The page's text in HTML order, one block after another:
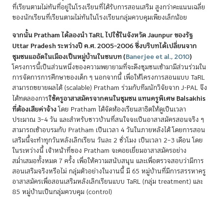
ที่เรียนตามไม่ทันที่อยู่ในโรงเรียนที่ได้รับการสอนเสริม สูงกว่าคะแนนเฉลี่ย
ของนักเรียนที่เรียนตามไม่ทันในโรงเรียนกลุ่มควบคุมเพียงเล็กน้อย
จากนั้น Pratham ได้ลองนำ TaRL ไปใช้ในจังหวัด Jaunpur ของรัฐ
Uttar Pradesh ระหว่างปี ค.ศ. 2005–2006 ซึ่งบริบทได้เปลี่ยนจาก
ชุมชนแออัดในเมืองเป็นหมู่บ้านในชนบท(Banerjee et al., 2010)
โครงการนี้เป็นส่วนหนึ่งของความพยายามที่จะดึงชุมชนเข้ามามีส่วนร่วมใน
การจัดการการศึกษาของเด็ก ๆ นอกจากนี้ เพื่อให้โครงการสอนแบบ TaRL
สามารถขยายผลได้ (scalable) Pratham ร่วมกับทีมนักวิจัยจาก J-PAL จึง
ได้ทดลองการใช้ครูอาสาสมัครจากคนในชุมชน แทนครูพิเศษ Balsakhis
ที่ต้องเสียค่าจ้างโดย Pratham ได้จัดห้องเรียนสาธิตให้ดูเป็นเวลา
ประมาณ 3–4 วัน และสำหรับชาวบ้านที่สนใจจะเป็นอาสาสมัครสอนจริง ๆ
สามารถเข้าอบรมกับ Pratham เป็นเวลา 4 วันในภายหลังได้ โดยการสอน
เสริมนี้จะทำทุกวันหลังเลิกเรียน วันละ 2 ชั่วโมง เป็นเวลา 2–3 เดือน โดย
ในระหว่างนี้ เจ้าหน้าที่ของ Pratham จะคอยเยี่ยมอาสาสมัครอย่าง
สม่ำเสมอทั้งหมด 7 ครั้ง เพื่อให้ความสนับสนุน และเพื่อตรวจสอบว่ามีการ
สอนเสริมจริงหรือไม่ กลุ่มตัวอย่างในงานนี้ มี 65 หมู่บ้านที่มีการสรรหาครู
อาสาสมัครเพื่อสอนเสริมหลังเลิกเรียนแบบ TaRL (กลุ่ม treatment) และ
85 หมู่บ้านเป็นกลุ่มควบคุม (control)